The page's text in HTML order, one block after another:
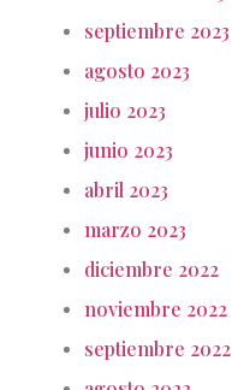
septiembre 2023
agosto 2023
julio 2023
junio 2023
abril 2023
marzo 2023
diciembre 2022
noviembre 2022
septiembre 2022